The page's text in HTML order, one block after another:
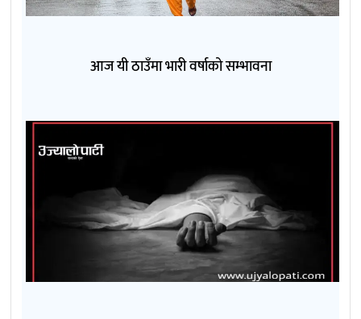
आज यी ठाउँमा भारी वर्षाको सम्भावना